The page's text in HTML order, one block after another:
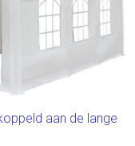
aan de lange